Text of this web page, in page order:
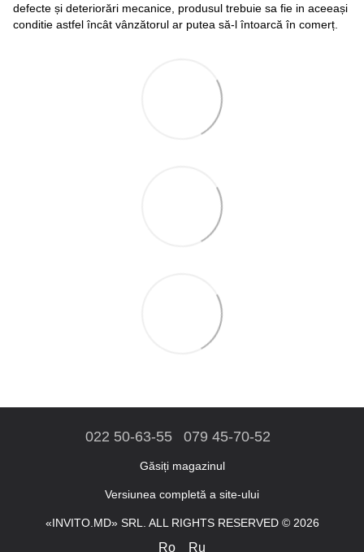
defecte și deteriorări mecanice, produsul trebuie sa fie in aceeași
conditie astfel încât vânzătorul ar putea să-l întoarcă în comerț.
022 50-63-55 079 45-70-52
Găsiți magazinul
Versiunea completă a site-ului
«INVITO.MD» SRL. ALL RIGHTS RESERVED © 2026
Ro Ru